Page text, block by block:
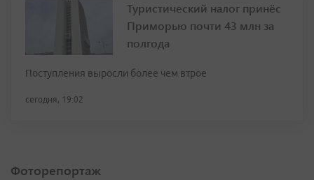
Туристический налог принёс
Приморью почти 43 млн за
полгода
Поступления выросли более чем втрое
сегодня, 19:02
Фоторепортаж